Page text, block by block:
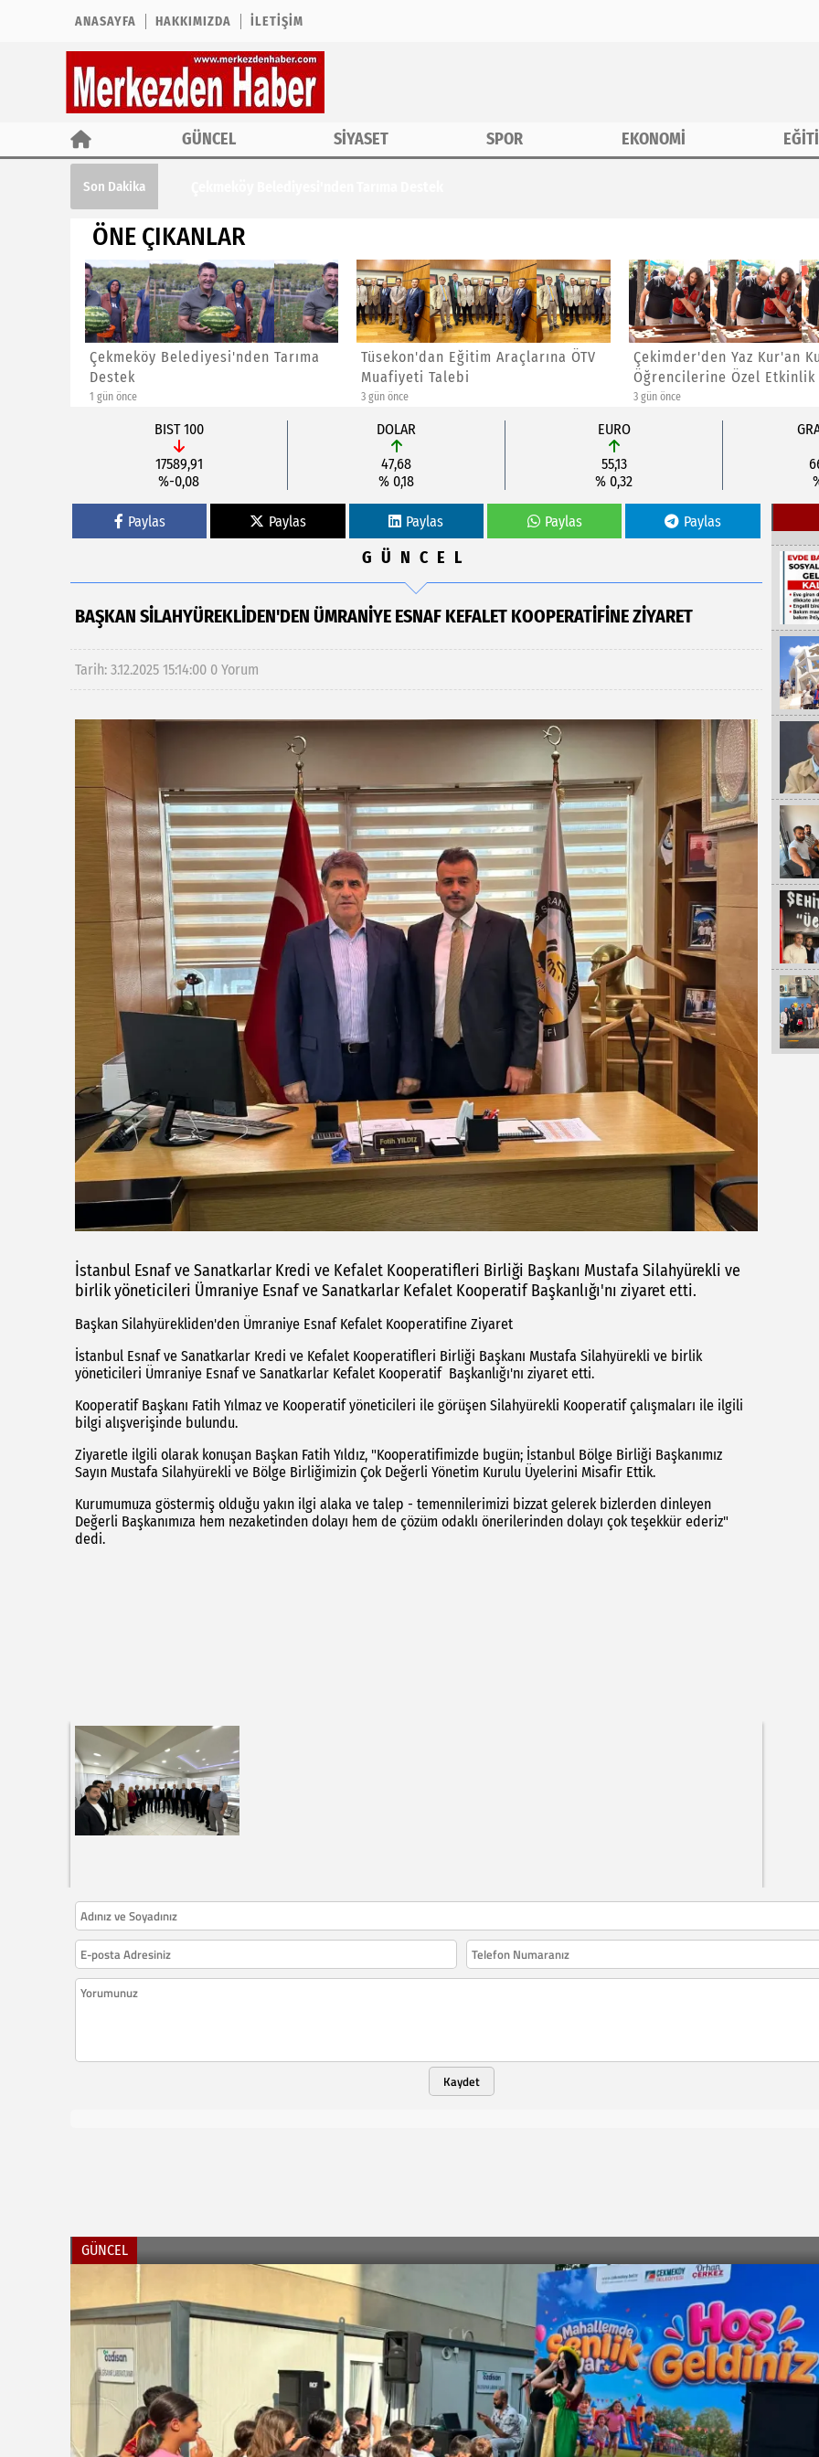
ANASAYFA HAKKIMIZDA İLETIŞIM
GÜNCEL SİYASET SPOR EKONOMİ
Son Dakika
ÖNE ÇIKANLAR
Çekmeköy Belediyesi'nden Tarıma
Destek
1 gün önce
Tüsekon'dan Eğitim Araçlarına ÖTV
Muafiyeti Talebi
3 gün önce
Çekimder'den Yaz Kur'an
Öğrencilerine Özel Etkinlik
3 gün önce
BIST 100
17589,91
%-0,08
DOLAR
47,68
% 0,18
EURO
55,13
% 0,32
Paylas Paylas Paylas Paylas Paylas
GÜNCEL
BAŞKAN SILAHYÜREKLIDEN'DEN ÜMRANIYE ESNAF KEFALET KOOPERATIFINE ZIYARET
Tarih: 3.12.2025 15:14:00 0 Yorum
İstanbul Esnaf ve Sanatkarlar Kredi ve Kefalet Kooperatifleri Birliği Başkanı Mustafa Silahyürekli ve
birlik yöneticileri Ümraniye Esnaf ve Sanatkarlar Kefalet Kooperatif Başkanlığı'nı ziyaret etti.
Başkan Silahyürekliden'den Ümraniye Esnaf Kefalet Kooperatifine Ziyaret
İstanbul Esnaf ve Sanatkarlar Kredi ve Kefalet Kooperatifleri Birliği Başkanı Mustafa Silahyürekli ve birlik
yöneticileri Ümraniye Esnaf ve Sanatkarlar Kefalet Kooperatif Başkanlığı'nı ziyaret etti.
Kooperatif Başkanı Fatih Yılmaz ve Kooperatif yöneticileri ile görüşen Silahyürekli Kooperatif çalışmaları ile ilgili
bilgi alışverişinde bulundu.
Ziyaretle ilgili olarak konuşan Başkan Fatih Yıldız, "Kooperatifimizde bugün; İstanbul Bölge Birliği Başkanımız
Sayın Mustafa Silahyürekli ve Bölge Birliğimizin Çok Değerli Yönetim Kurulu Üyelerini Misafir Ettik.
Kurumumuza göstermiş olduğu yakın ilgi alaka ve talep - temennilerimizi bizzat gelerek bizlerden dinleyen
Değerli Başkanımıza hem nezaketinden dolayı hem de çözüm odaklı önerilerinden dolayı çok teşekkür ederiz"
dedi.
Kaydet
GÜNCEL